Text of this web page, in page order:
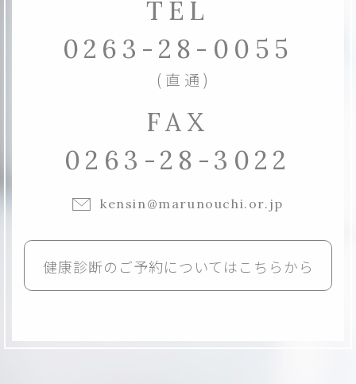
TEL
0263-28-0055
(直通)
FAX
0263-28-3022
kensin@marunouchi.or.jp
健康診断のご予約についてはこちらから